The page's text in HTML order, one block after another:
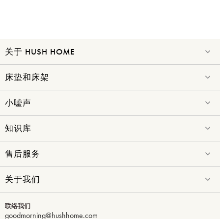
关于 HUSH HOME
床垫和床架
小嘘声
知识库
售后服务
关于我们
联络我们
goodmorning@hushhome.com